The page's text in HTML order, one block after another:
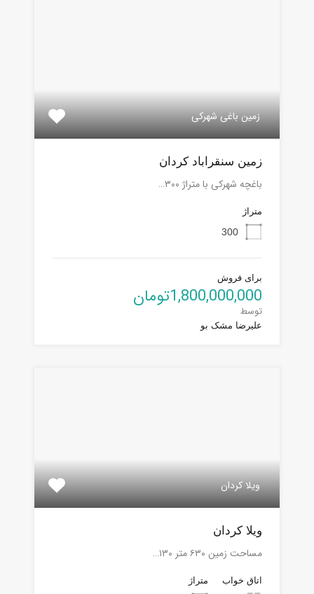
زمین باغی شهرکی
زمین سنقراباد کردان
باغچه شهرکی با متراژ ۳۰۰…
متراژ
300
برای فروش
1,800,000,000تومان
توسط
علیرضا مشک بو
ویلا کردان
ویلا کردان
مساحت زمین ۶۳۰ متر ۱۳۰…
اتاق خواب متراژ